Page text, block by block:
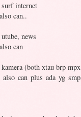
internet
can..
news
can
(both xtau brp
also can plus ada yg